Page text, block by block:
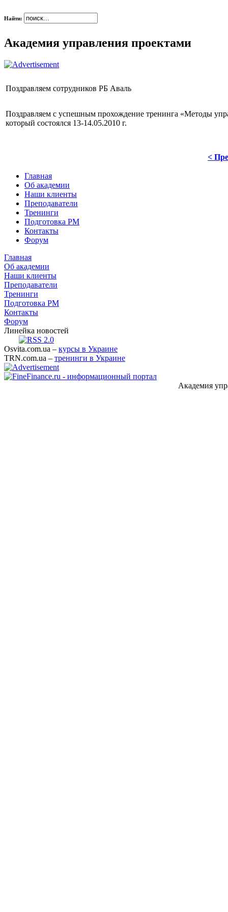
Найти:
Академия управления проектами
Поздравляем сотрудников РБ Аваль
Поздравляем с успешным прохождение тренинга «Методы
который состоялся 13-14.05.2010 г.
<
Главная
Об академии
Наши клиенты
Преподаватели
Тренинги
Подготовка PM
Контакты
Форум
Главная
Об академии
Наши клиенты
Преподаватели
Тренинги
Подготовка PM
Контакты
Форум
Линейка новостей
Osvita.com.ua – курсы в Украине
TRN.com.ua – тренинги в Украине
Академия